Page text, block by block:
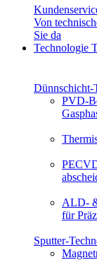
Von
Sie da
Technologie
Dünnschicht-
PVD-
ALD-
für
Sputter-